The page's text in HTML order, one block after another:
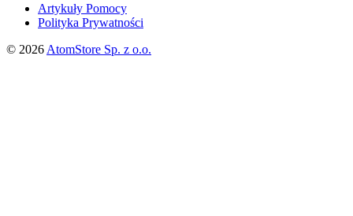
Artykuły Pomocy
Polityka Prywatności
© 2026 AtomStore Sp. z o.o.